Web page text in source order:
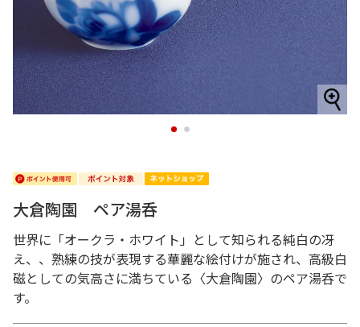
1 2
大倉陶園 ペア湯呑
世界に「オークラ・ホワイト」として知られる純白の冴
え、、熟練の技が表現する華麗な絵付けが施され、高級白
磁としての気高さに満ちている〈大倉陶園〉のペア湯呑で
す。